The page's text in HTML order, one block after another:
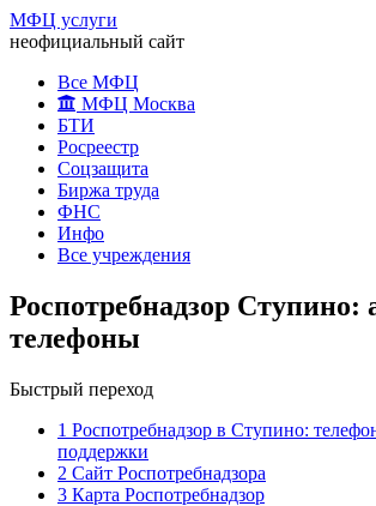
МФЦ услуги
неофициальный сайт
Все МФЦ
МФЦ Москва
БТИ
Росреестр
Соцзащита
Биржа труда
ФНС
Инфо
Все учреждения
Роспотребнадзор Ступино:
телефоны
Быстрый переход
1 Роспотребнадзор в Ступино:
поддержки
2 Сайт Роспотребнадзора
3 Карта Роспотребнадзор